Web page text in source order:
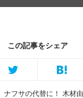
この記事をシェア
ナフサの代替に！ 木材